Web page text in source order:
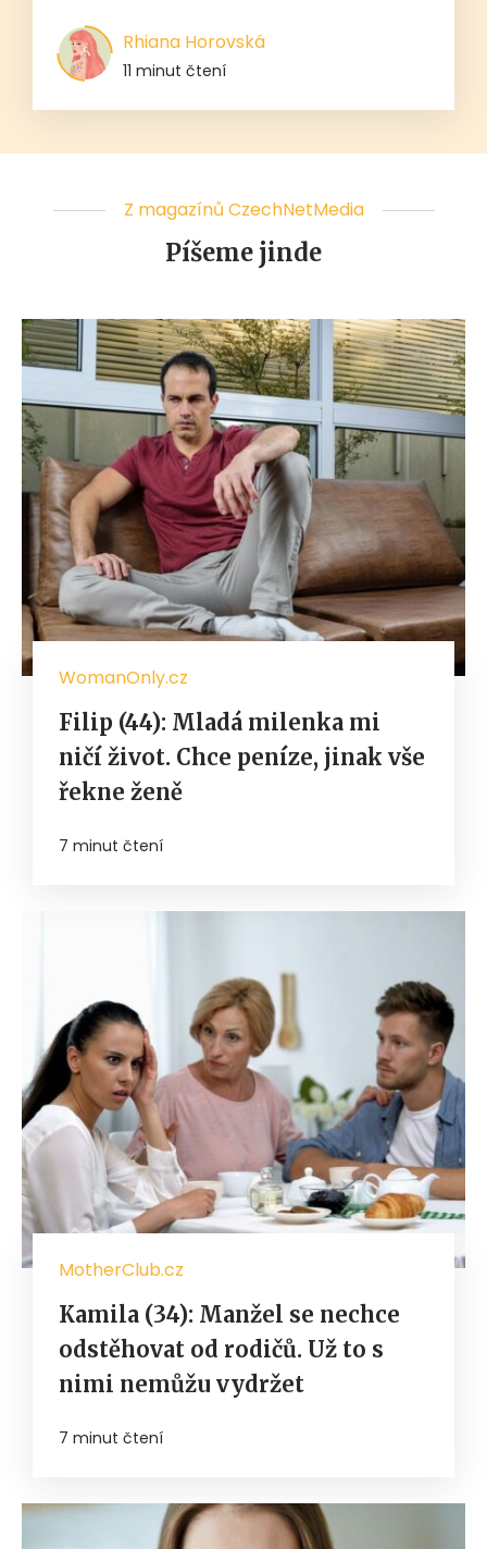
Rhiana Horovská
11 minut čtení
Z magazínů CzechNetMedia
Píšeme jinde
WomanOnly.cz
Filip (44): Mladá milenka mi
ničí život. Chce peníze, jinak vše
řekne ženě
7 minut čtení
MotherClub.cz
Kamila (34): Manžel se nechce
odstěhovat od rodičů. Už to s
nimi nemůžu vydržet
7 minut čtení